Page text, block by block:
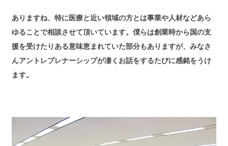
ありますね、特に医療と近い領域の方とは事業や人材などあら
ゆることで相談させて頂いています。僕らは創業時から国の支
援を受けたりある意味恵まれていた部分もありますが、みなさ
んアントレプレナーシップが凄くお話をするたびに感銘をうけ
ます。